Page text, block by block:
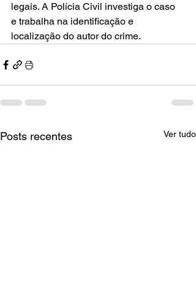
legais. A Polícia Civil investiga o caso
e trabalha na identificação e
localização do autor do crime.
Posts recentes Ver tudo